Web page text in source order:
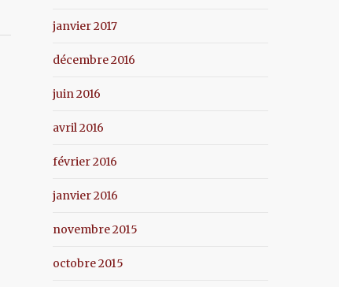
janvier 2017
décembre 2016
juin 2016
avril 2016
février 2016
janvier 2016
novembre 2015
octobre 2015